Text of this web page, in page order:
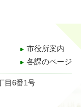
市役所案内
各課のページ
目6番1号